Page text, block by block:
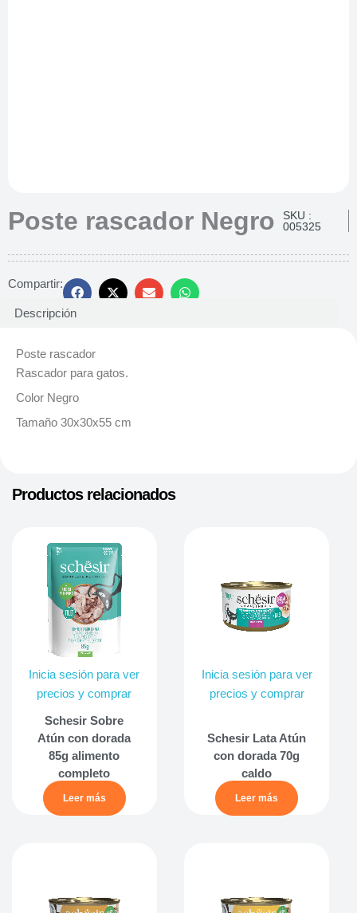
Poste rascador Negro
SKU :
005325
Compartir:
Descripción
Poste rascador
Rascador para gatos.
Color Negro
Tamaño 30x30x55 cm
Productos relacionados
Inicia sesión para ver
precios y comprar
Schesir Sobre
Atún con dorada
85g alimento
completo
Leer más
Inicia sesión para ver
precios y comprar
Schesir Lata Atún
con dorada 70g
caldo
Leer más